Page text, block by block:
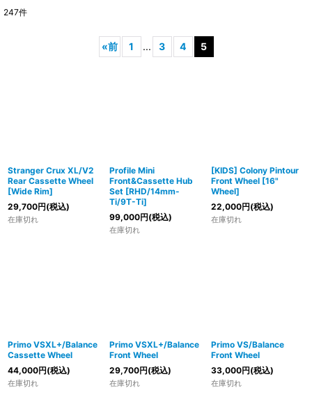
247件
«前 1 ... 3 4 5
Stranger Crux XL/V2
Rear Cassette Wheel
[Wide Rim]
29,700円(税込)
在庫切れ
Profile Mini
Front&Cassette Hub
Set [RHD/14mm-
Ti/9T-Ti]
99,000円(税込)
在庫切れ
[KIDS] Colony Pintour
Front Wheel [16"
Wheel]
22,000円(税込)
在庫切れ
Primo VSXL+/Balance
Cassette Wheel
44,000円(税込)
在庫切れ
Primo VSXL+/Balance
Front Wheel
29,700円(税込)
在庫切れ
Primo VS/Balance
Front Wheel
33,000円(税込)
在庫切れ